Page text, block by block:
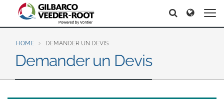
North America
United States
Canada
Latin America
Europe & CIS
English
Dansk
Français
Recherche Recherche
HOME DEMANDER UN DEVIS
Demander un Devis